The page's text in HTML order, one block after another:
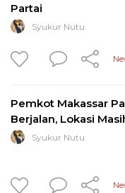
Partai
Syukur Nutu
Pemkot Makassar
Berjalan, Lokasi
Syukur Nutu